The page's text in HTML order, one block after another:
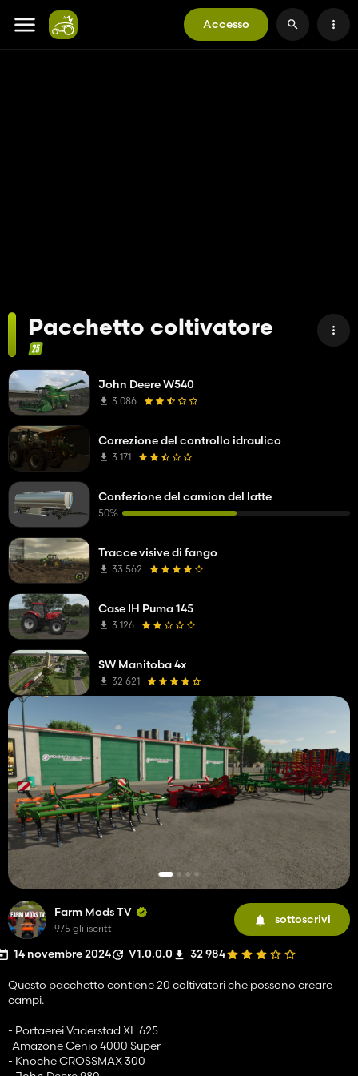
Accesso
Pacchetto coltivatore
Farm Mods TV
975 gli iscritti
sottoscrivi
14 novembre 2024 V1.0.0.0 32 984
Questo pacchetto contiene 20 coltivatori che possono creare
campi.
- Portaerei Vaderstad XL 625
-Amazone Cenio 4000 Super
- Knoche CROSSMAX 300
John Deere W540
3 086
Correzione del controllo idraulico
3 171
Confezione del camion del latte
50%
Tracce visive di fango
33 562
Case IH Puma 145
3 126
SW Manitoba 4x
32 621